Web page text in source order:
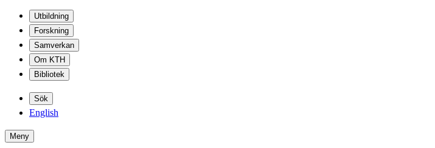
Utbildning
Forskning
Samverkan
Om KTH
Bibliotek
Sök
English
Meny